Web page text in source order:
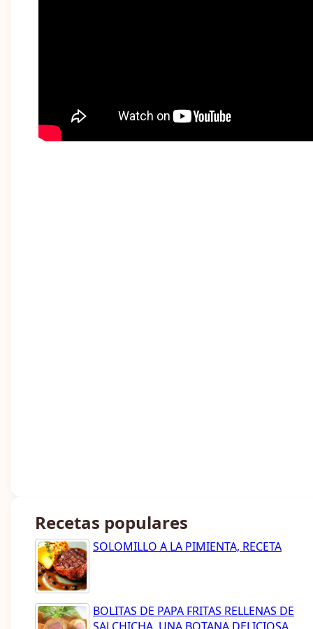
Recetas populares
SOLOMILLO A LA PIMIENTA, RECETA
BOLITAS DE PAPA FRITAS RELLENAS DE
SALCHICHA, UNA BOTANA DELICIOSA